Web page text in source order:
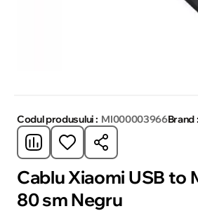
Codul produsului : MI000003966Brand :
Cablu Xiaomi USB to
80 sm Negru